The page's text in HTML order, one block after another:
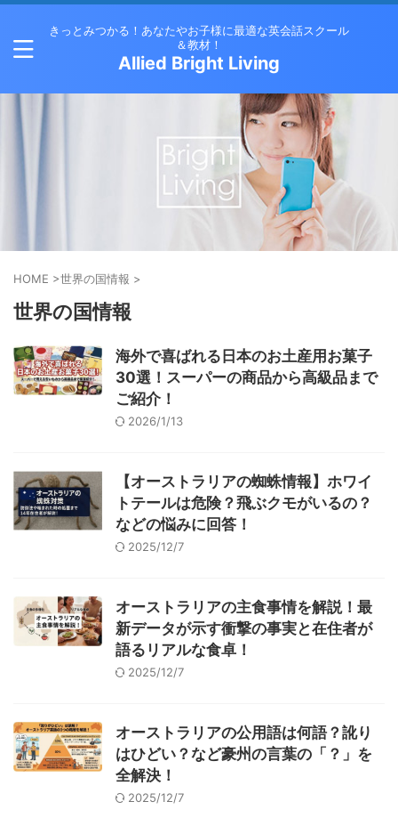
きっとみつかる！あなたやお子様に最適な英会話スクール
＆教材！
Allied Bright Living
HOME >世界の国情報 >
世界の国情報
海外で喜ばれる日本のお土産用お菓子
30選！スーパーの商品から高級品まで
ご紹介！
2026/1/13
【オーストラリアの蜘蛛情報】ホワイ
トテールは危険？飛ぶクモがいるの？
などの悩みに回答！
2025/12/7
オーストラリアの主食事情を解説！最
新データが示す衝撃の事実と在住者が
語るリアルな食卓！
2025/12/7
オーストラリアの公用語は何語？訛り
はひどい？など豪州の言葉の「？」を
全解決！
2025/12/7